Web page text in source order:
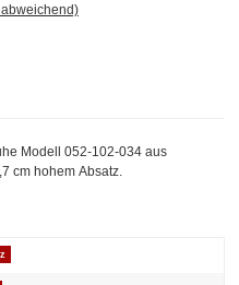
Modell 052-102-034 aus
cm hohem Absatz.